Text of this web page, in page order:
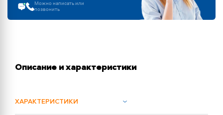
Можно написать или
позвонить
Описание и характеристики
ХАРАКТЕРИСТИКИ